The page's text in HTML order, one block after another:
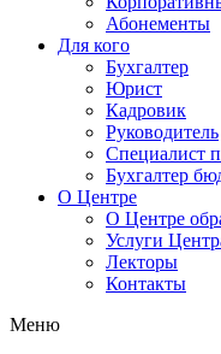
Абонементы
Для кого
Бухгалтер
Юрист
Кадровик
Руководитель
Специалист
Бухгалтер
О Центре
О Центре
Услуги
Лекторы
Контакты
Меню